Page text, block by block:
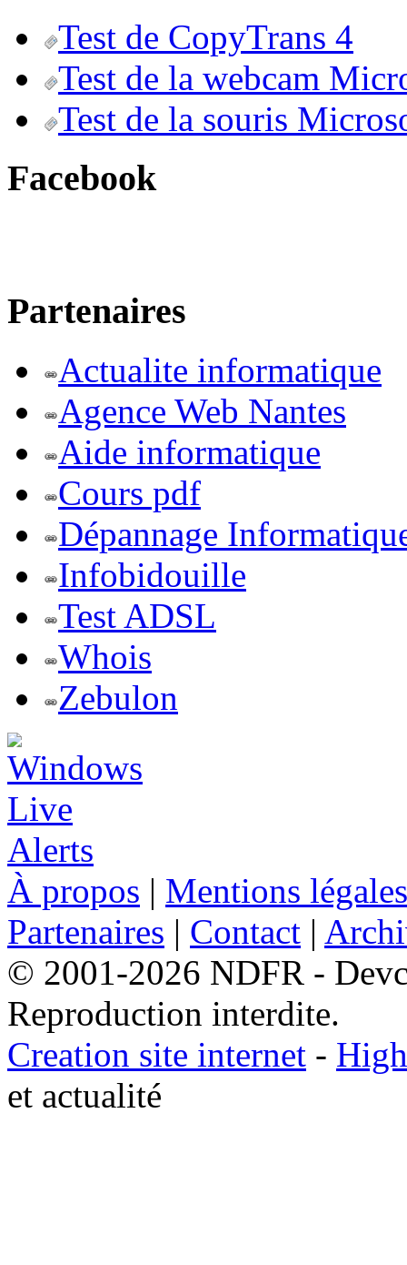
Test de CopyTrans 4
Test de la webcam
Test de la souris
Facebook
Partenaires
Actualite informatique
Agence Web Nantes
Aide informatique
Cours pdf
Dépannage
Infobidouille
Test ADSL
Whois
Zebulon
À propos | Mentions légales
Partenaires | Contact |
© 2001-2026 NDFR -
Reproduction interdite.
Creation site internet -
et actualité